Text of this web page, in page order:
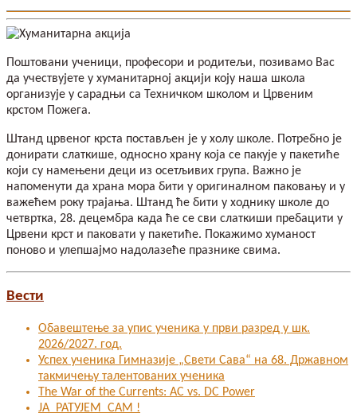
Поштовани ученици, професори и родитељи, позивамо Вас
да учествујете у хуманитарној акцији коју наша школа
организује у сарадњи са Техничком школом и Црвеним
крстом Пожега.
Штанд црвеног крста постављен је у холу школе. Потребно је
донирати слаткише, односно храну која се пакује у пакетиће
који су намењени деци из осетљивих група. Важно је
напоменути да храна мора бити у оригиналном паковању и у
важећем року трајања. Штанд ће бити у ходнику школе до
четвртка, 28. децембра када ће се сви слаткиши пребацити у
Црвени крст и паковати у пакетиће. Покажимо хуманост
поново и улепшајмо надолазеће празнике свима.
Вести
Обавештење за упис ученика у први разред у шк.
2026/2027. год.
Успех ученика Гимназије „Свети Сава“ на 68. Државном
такмичењу талентованих ученика
The War of the Currents: AC vs. DC Power
ЈА РАТУЈЕМ САМ !